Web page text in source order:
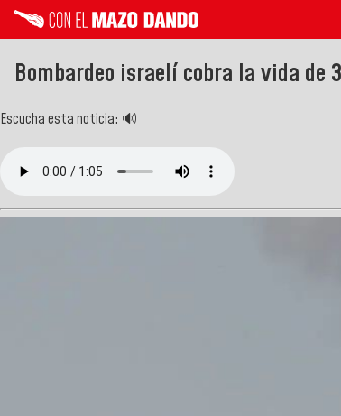
Bombardeo israelí cobra la vida de
Escucha esta noticia: 🔊